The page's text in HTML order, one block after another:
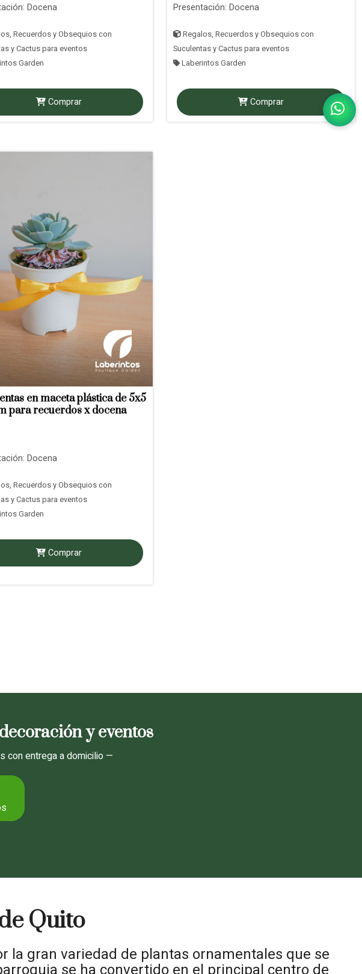
Docena
Recuerdos y Obsequios con
y Cactus para eventos
Garden
Comprar
Presentación: Docena
Regalos, Recuerdos y Obsequios con
Suculentas y Cactus para eventos
Laberintos Garden
Comprar
en maceta plástica de 5x5
para recuerdos x docena
Docena
Recuerdos y Obsequios con
y Cactus para eventos
Garden
Comprar
y eventos
con entrega a domicilio —
Quito
la gran variedad de plantas ornamentales que se